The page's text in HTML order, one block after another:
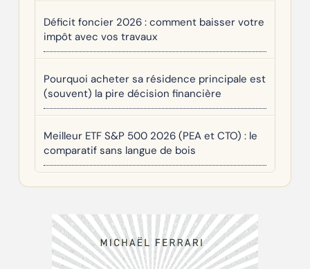
Déficit foncier 2026 : comment baisser votre
impôt avec vos travaux
Pourquoi acheter sa résidence principale est
(souvent) la pire décision financière
Meilleur ETF S&P 500 2026 (PEA et CTO) : le
comparatif sans langue de bois